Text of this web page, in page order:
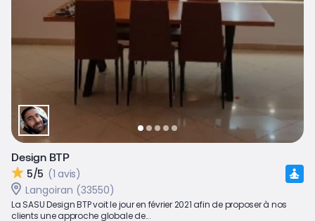
Design BTP
5/5 (1 avis)
Langoiran (33550)
La SASU Design BTP voit le jour en février 2021 afin de proposer à nos
clients une approche globale de...